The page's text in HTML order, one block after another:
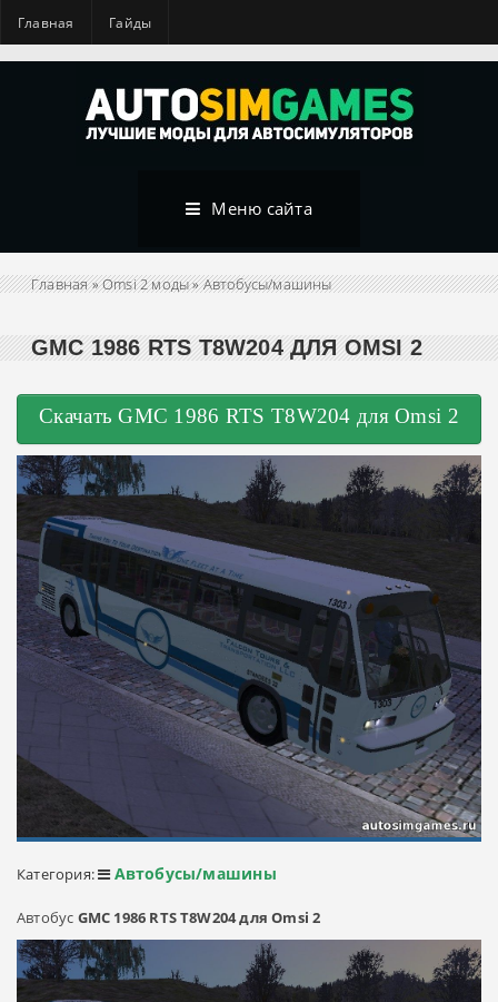
Главная Гайды
Меню сайта
Главная»Omsi 2 моды»Автобусы/машины
GMC 1986 RTS T8W204 ДЛЯ OMSI 2
Скачать GMC 1986 RTS T8W204 для Omsi 2
Категория: Автобусы/машины
Автобус GMC 1986 RTS T8W204 для Omsi 2